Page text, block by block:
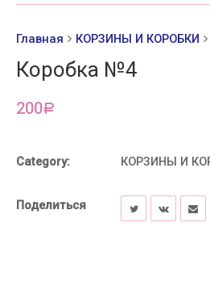
Главная КОРЗИНЫ И КОРОБКИ
Коробка №4
200Р
Category: КОРЗИНЫ И
Поделиться